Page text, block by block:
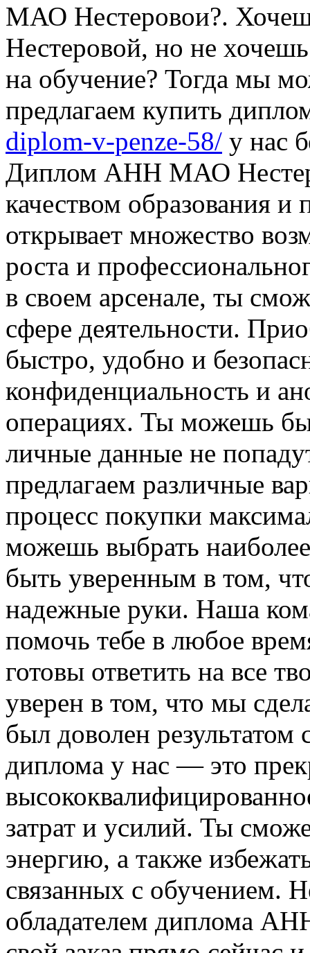
МАО Нестеровои?.
Нестеровой, но не
на обучение? Тогда мы
предлагаем купить
diplom-v-penze-58/ у нас
Диплом АНН МАО
качеством образования
открывает множество
роста и
в своем арсенале, ты
сфере деятельности.
быстро, удобно и
конфиденциальность и
операциях. Ты можешь
личные данные не
предлагаем различные
процесс покупки
можешь выбрать
быть уверенным в том,
надежные руки. Наша
помочь тебе в любое
готовы ответить на все
уверен в том, что мы
был доволен
диплома у нас — это
затрат и усилий. Ты
энергию, а также
связанных с обучением.
обладателем диплома